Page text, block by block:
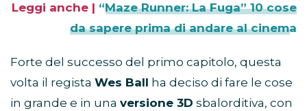
Leggi anche | “Maze Runner: La Fuga” 10 cose
da sapere prima di andare al cinema
Forte del successo del primo capitolo, questa
volta il regista Wes Ball ha deciso di fare le cose
in grande e in una versione 3D sbalorditiva, con